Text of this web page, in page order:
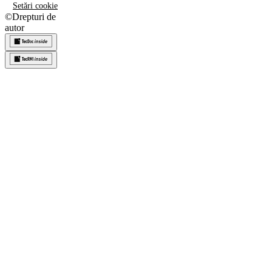
Setări cookie
©Drepturi de
autor